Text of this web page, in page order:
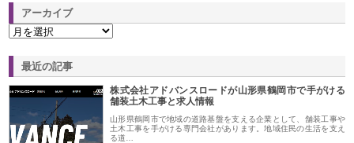
アーカイブ
最近の記事
株式会社アドバンスロードが山形県鶴岡市で手がける
舗装土木工事と求人情報
山形県鶴岡市で地域の道路基盤を支える企業として、舗装工事や
土木工事を手がける専門会社があります。地域住民の生活を支え
る道…